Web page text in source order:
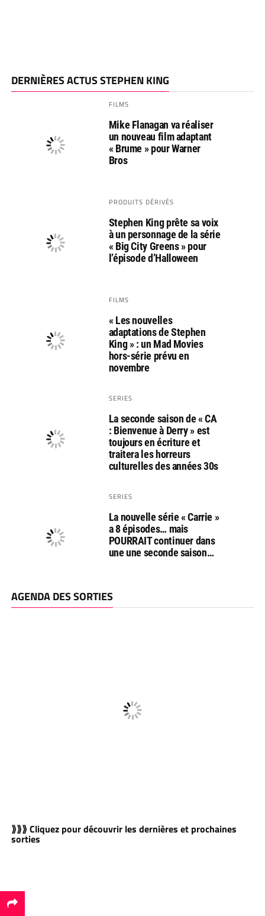
DERNIÈRES ACTUS STEPHEN KING
FILMS
Mike Flanagan va réaliser
un nouveau film adaptant
« Brume » pour Warner
Bros
PRODUITS DÉRIVÉS
Stephen King prête sa voix
à un personnage de la série
« Big City Greens » pour
l’épisode d’Halloween
FILMS
« Les nouvelles
adaptations de Stephen
King » : un Mad Movies
hors-série prévu en
novembre
SERIES
La seconde saison de « CA
: Bienvenue à Derry » est
toujours en écriture et
traitera les horreurs
culturelles des années 30s
SERIES
La nouvelle série « Carrie »
a 8 épisodes… mais
POURRAIT continuer dans
une une seconde saison…
AGENDA DES SORTIES
⟫⟫⟫ Cliquez pour découvrir les dernières et prochaines
sorties